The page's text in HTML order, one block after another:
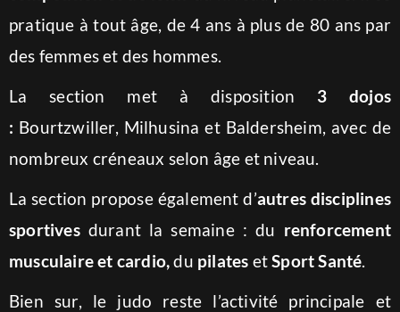
pratique à tout âge, de 4 ans à plus de 80 ans par
des femmes et des hommes.
La section met à disposition 3 dojos
: Bourtzwiller, Milhusina et Baldersheim, avec de
nombreux créneaux selon âge et niveau.
La section propose également d’autres disciplines
sportivesdurant la semaine : du renforcement
musculaire et cardio,du pilates etSport Santé.
Bien sur, le judo reste l’activité principale et